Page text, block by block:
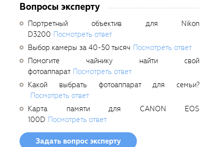
Вопросы эксперту
Портретный объектив для Nikon
D3200 Посмотреть ответ
Выбор камеры за 40-50 тысяч Посмотреть ответ
Помогите чайнику найти свой
фотоаппарат Посмотреть ответ
Какой выбрать фотоаппарат для семьи?
Посмотреть ответ
Карта памяти для CANON EOS
100D Посмотреть ответ
Задать вопрос эксперту